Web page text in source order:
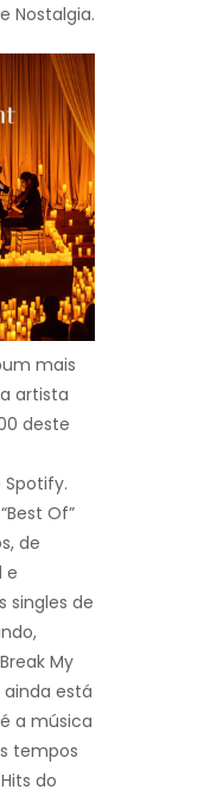
Nostalgia.
mais
artista
deste
Of”
de
e
singles de
My
ainda está
a música
tempos
do